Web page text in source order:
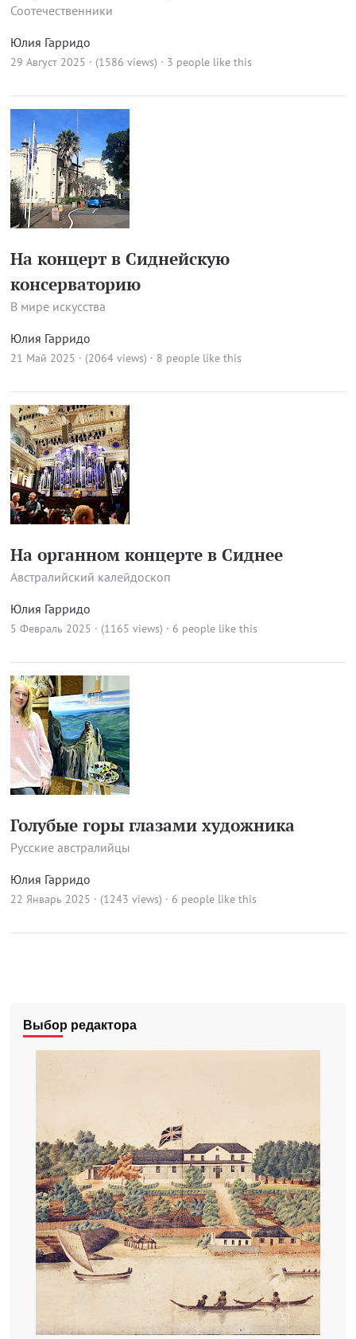
Соотечественники
Юлия Гарридо
29 Август 2025 · (1586 views) · 3 people like this
На концерт в Сиднейскую
консерваторию
В мире искусства
Юлия Гарридо
21 Май 2025 · (2064 views) · 8 people like this
На органном концерте в Сиднее
Австралийский калейдоскоп
Юлия Гарридо
5 Февраль 2025 · (1165 views) · 6 people like this
Голубые горы глазами художника
Русские австралийцы
Юлия Гарридо
22 Январь 2025 · (1243 views) · 6 people like this
Выбор редактора